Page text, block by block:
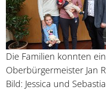
Die Familien konnten
Oberbürgermeister Jan
Bild: Jessica und